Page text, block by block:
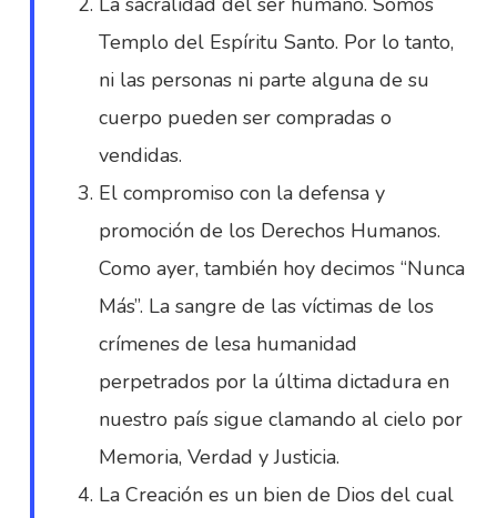
Templo del Espíritu Santo. Por lo tanto,
ni las personas ni parte alguna de su
cuerpo pueden ser compradas o
vendidas.
El compromiso con la defensa y
promoción de los Derechos Humanos.
Como ayer, también hoy decimos “Nunca
Más”. La sangre de las víctimas de los
crímenes de lesa humanidad
perpetrados por la última dictadura en
nuestro país sigue clamando al cielo por
Memoria, Verdad y Justicia.
La Creación es un bien de Dios del cual